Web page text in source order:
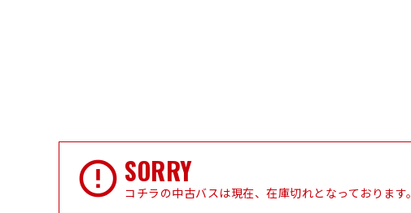
SORRY
コチラの中古バスは現在、在庫切れとなっております。